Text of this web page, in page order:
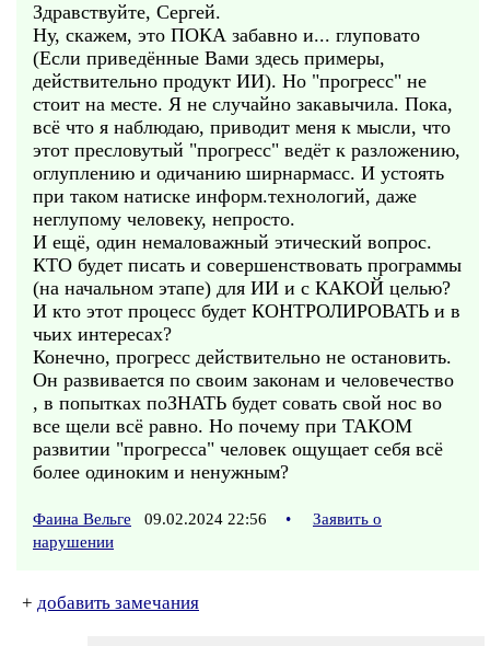
Здравствуйте, Сергей.
Ну, скажем, это ПОКА забавно и... глуповато
(Если приведённые Вами здесь примеры,
действительно продукт ИИ). Но "прогресс" не
стоит на месте. Я не случайно закавычила. Пока,
всё что я наблюдаю, приводит меня к мысли, что
этот пресловутый "прогресс" ведёт к разложению,
оглуплению и одичанию ширнармасс. И устоять
при таком натиске информ.технологий, даже
неглупому человеку, непросто.
И ещё, один немаловажный этический вопрос.
КТО будет писать и совершенствовать программы
(на начальном этапе) для ИИ и с КАКОЙ целью?
И кто этот процесс будет КОНТРОЛИРОВАТЬ и в
чьих интересах?
Конечно, прогресс действительно не остановить.
Он развивается по своим законам и человечество
, в попытках поЗНАТЬ будет совать свой нос во
все щели всё равно. Но почему при ТАКОМ
развитии "прогресса" человек ощущает себя всё
более одиноким и ненужным?
Фаина Вельге 09.02.2024 22:56 •
Заявить о
нарушении
+ добавить замечания